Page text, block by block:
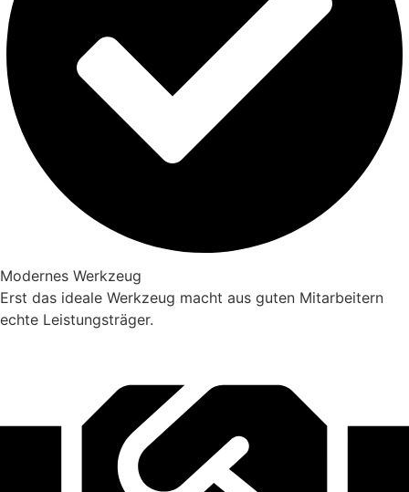
Modernes Werkzeug
Erst das ideale Werkzeug macht aus guten Mitarbeitern
echte Leistungsträger.